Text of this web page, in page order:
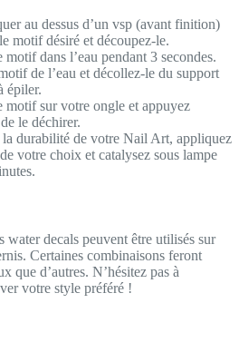
au dessus d’un vsp (avant finition)
motif désiré et découpez-le.
motif dans l’eau pendant 3 secondes.
de l’eau et décollez-le du support
épiler.
motif sur votre ongle et appuyez
le déchirer.
la durabilité de votre Nail Art, appliquez
votre choix et catalysez sous lampe
water decals peuvent être utilisés sur
Certaines combinaisons feront
que d’autres. N’hésitez pas à
votre style préféré !